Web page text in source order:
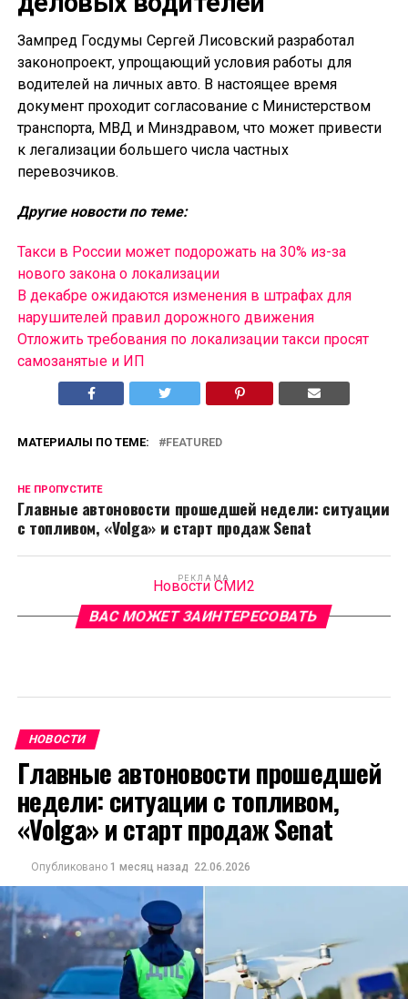
Зампред Госдумы Сергей Лисовский разработал
законопроект, упрощающий условия работы для
водителей на личных авто. В настоящее время
документ проходит согласование с Министерством
транспорта, МВД и Минздравом, что может привести
к легализации большего числа частных
перевозчиков.
Другие новости по теме:
Такси в России может подорожать на 30% из-за
нового закона о локализации
В декабре ожидаются изменения в штрафах для
нарушителей правил дорожного движения
Отложить требования по локализации такси просят
самозанятые и ИП
МАТЕРИАЛЫ ПО ТЕМЕ: FEATURED
НЕ ПРОПУСТИТЕ
Главные автоновости прошедшей недели: ситуации
с топливом, «Volga» и старт продаж Senat
РЕКЛАМА
Новости СМИ2
ВАС МОЖЕТ ЗАИНТЕРЕСОВАТЬ
НОВОСТИ
Главные автоновости прошедшей
недели: ситуации с топливом,
«Volga» и старт продаж Senat
Опубликовано 1 месяц назад 22.06.2026